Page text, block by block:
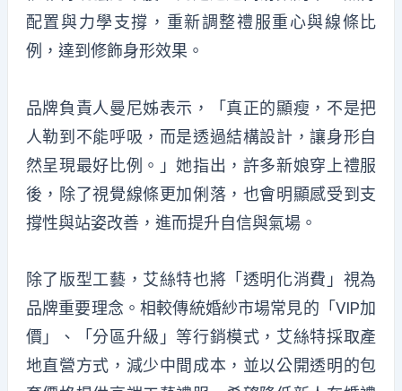
配置與力學支撐，重新調整禮服重心與線條比
例，達到修飾身形效果。
品牌負責人曼尼姊表示，「真正的顯瘦，不是把
人勒到不能呼吸，而是透過結構設計，讓身形自
然呈現最好比例。」她指出，許多新娘穿上禮服
後，除了視覺線條更加俐落，也會明顯感受到支
撐性與站姿改善，進而提升自信與氣場。
除了版型工藝，艾絲特也將「透明化消費」視為
品牌重要理念。相較傳統婚紗市場常見的「VIP加
價」、「分區升級」等行銷模式，艾絲特採取產
地直營方式，減少中間成本，並以公開透明的包